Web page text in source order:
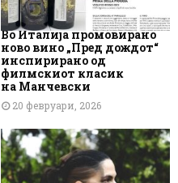
Во Италија промовирано
ново вино „Пред дождот“
инспирирано од
филмскиот класик
на Манчевски
20 февруари, 2026